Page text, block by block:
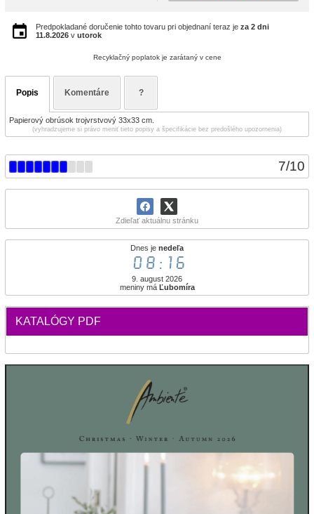
7/10
Zdieľať aktuálnu stránku
Dnes je nedeľa
08:16
9. august 2026
meniny má Ľubomíra
KATALÓGY PDF
Predpokladané doručenie tohto tovaru pri objednaní teraz je za 2 dni
11.8.2026 v utorok
Recyklačný poplatok je zarátaný v cene
Popis Komentáre ?
Papierový obrúsok trojvrstvový 33x33 cm.
(vyhradzujeme si právo meniť tieto popisy a špecifikácie bez predošlého upozornenia)